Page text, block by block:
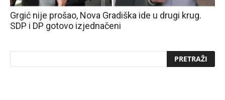
Grgić nije prošao, Nova Gradiška ide u drugi krug.
SDP i DP gotovo izjednačeni